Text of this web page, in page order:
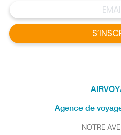
Agence de
NOTRE